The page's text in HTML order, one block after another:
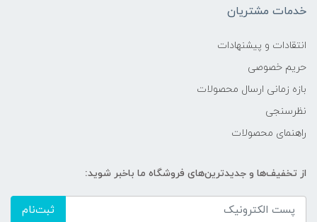
خدمات مشتریان
انتقادات و پیشنهادات
حریم خصوصی
بازه زمانی ارسال محصولات
نظرسنجی
راهنمای محصولات
از تخفیف‌ها و جدیدترین‌های فروشگاه ما باخبر شوید:
ثبت‌نام